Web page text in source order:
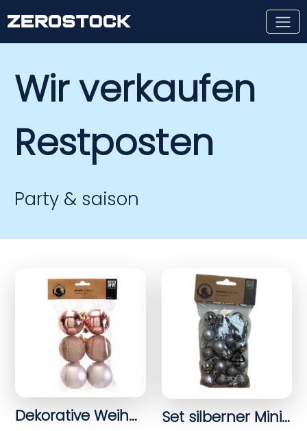
Wir verkaufen
Restposten
Party & saison
Dekorative Weihnachtsbälle aus Roségold in verschiedenen Reihen Set silberner Mini-Weihnachtsbälle in verschiedenen Finishen – 24 Stück